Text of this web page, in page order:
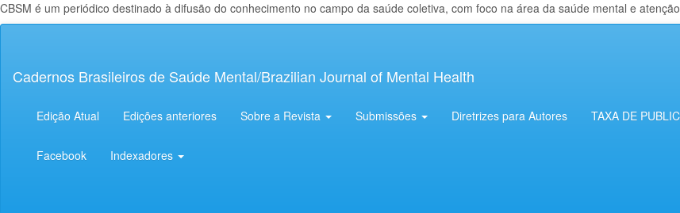
CBSM é um periódico destinado à difusão do conhecimento no campo da saúde coletiva, com foco na área da saúde mental e
principal
Lateral
Cadernos Brasileiros de Saúde Mental/Brazilian Journal of Mental Health
Edição Atual Edições anteriores Sobre a Revista Submissões Diretrizes para Autores TAXA DE
Facebook Indexadores